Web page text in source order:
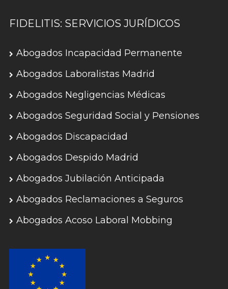
FIDELITIS: SERVICIOS JURÍDICOS
Abogados Incapacidad Permanente
Abogados Laboralistas Madrid
Abogados Negligencias Médicas
Abogados Seguridad Social y Pensiones
Abogados Discapacidad
Abogados Despido Madrid
Abogados Jubilación Anticipada
Abogados Reclamaciones a Seguros
Abogados Acoso Laboral Mobbing